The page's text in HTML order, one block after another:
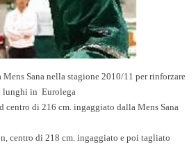
Sana nella stagione 2010/11 per rinforzare
lunghi in Eurolega
centro di 216 cm. ingaggiato dalla Mens Sana
centro di 218 cm. ingaggiato e poi tagliato